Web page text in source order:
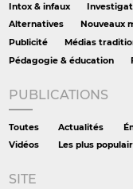
Intox & infaux
Alternatives
Nouveaux
Publicité
Médias
Pédagogie & éducation
PUBLICATIONS
Toutes Actualités
Vidéos
Les plus
SITE